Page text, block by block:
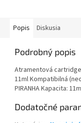
Popis Diskusia
Podrobný popis
Atramentová cartridge
11ml Kompatibilná
PIRANHA Kapacita:
Dodatočné